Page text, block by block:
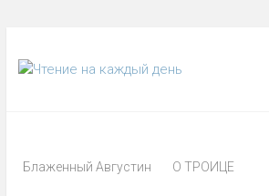
Блаженный Августин О ТРОИЦЕ